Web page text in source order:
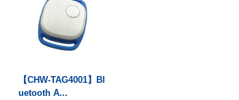
【CHW-TAG4001】Bl
uetooth A...